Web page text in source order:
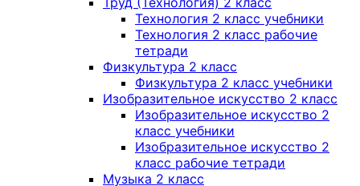
Технология 2 класс учебники
Технология 2 класс рабочие
тетради
Физкультура 2 класс
Физкультура 2 класс учебники
Изобразительное искусство 2 класс
Изобразительное искусство 2
класс учебники
Изобразительное искусство 2
класс рабочие тетради
Музыка 2 класс